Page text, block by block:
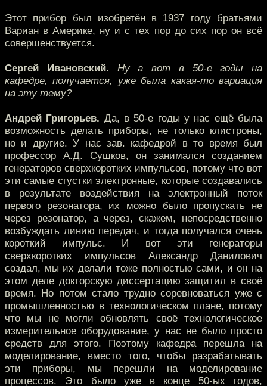
Этот прибор был изобретён в 1937 году братьями
Вариан в Америке, ну и с тех пор до сих пор он всё
совершенствуется.
Сергей Ивановский. Ну а вот в 50-е годы на
кафедре, получается, уже была какая-то вариация
на эту тему?
Андрей Григорьев. Да, в 50-е годы у нас ещё была
возможность делать приборы, не только клистроны,
но и другие. У нас зав. кафедрой в то время был
профессор А.Д. Сушков, он занимался созданием
генераторов сверхкоротких импульсов, потому что вот
эти самые сгустки электронные, которые создавались
в результате воздействия на электронный поток
первого резонатора, их можно было пропускать не
через резонатор, а через, скажем, непосредственно
возбуждать линию передач, и тогда получался очень
короткий импульс. И вот эти генераторы
сверхкоротких импульсов Александр Данилович
создал, мы их делали тоже полностью сами, и он на
этом деле докторскую диссертацию защитил в своё
время. Но потом стало трудно соревноваться уже с
промышленностью в технологическом плане, потому
что мы не могли обновлять своё технологическое
измерительное оборудование, у нас не было просто
средств для этого. Поэтому кафедра перешла на
моделирование, вместо того, чтобы разрабатывать
эти приборы, мы перешли на моделирование
процессов. Это было уже в конце 50-ых годов,